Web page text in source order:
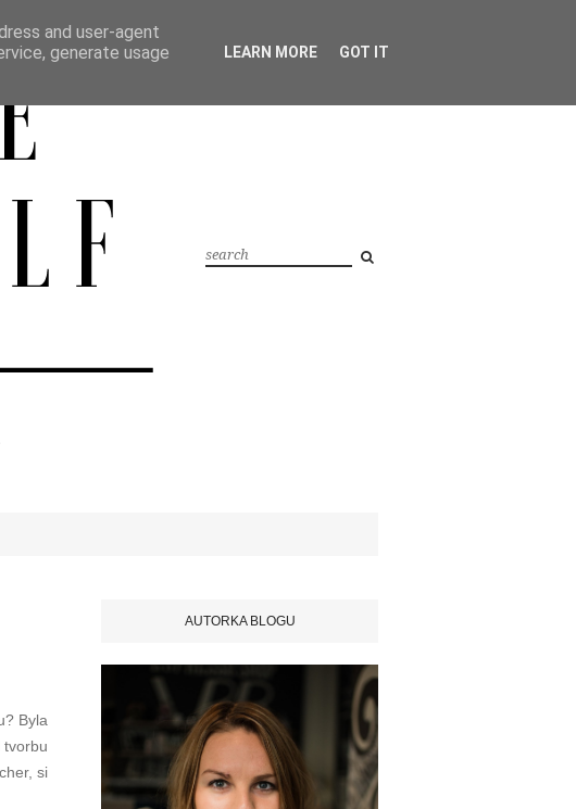
Byla
si
AUTORKA BLOGU
and user-agent
generate usage
LEARN MORE GOT IT